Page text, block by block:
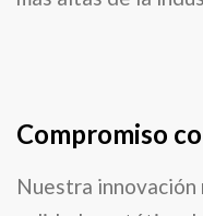
Compromiso
Nuestra innovación